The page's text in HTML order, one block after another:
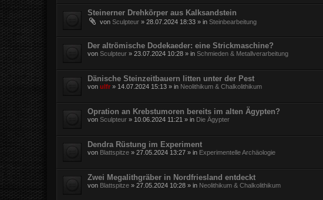
Steinerner Drehkörper aus Kalksandstein
von Sculpteur » 28.07.2024 18:33 » in Steinbearbeitung
Der altrömische Dodekaeder: eine Strickmaschine?
von Sculpteur » 23.07.2024 10:28 » in Schmieden & Metallverarbeitung
Dänische Steinzeitbauern litten unter der Pest
von ulfr » 14.07.2024 15:13 » in Neolithikum & Chalkolithikum
Opration an Krebstumoren bereits im alten Ägypten?
von Sculpteur » 10.06.2024 11:21 » in Die Ägypter
Dendra Rüstung im Experiment
von Blattspitze » 27.05.2024 13:27 » in Experimentelle Archäologie
Zwei Megalithgräber in Nordfriesland entdeckt
von Blattspitze » 27.05.2024 10:28 » in Neolithikum & Chalkolithikum